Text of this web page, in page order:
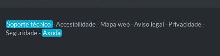
Soporte técnico -Accesibilidade - Mapa web -Aviso legal - Privacidade -
Seguridade - Axuda